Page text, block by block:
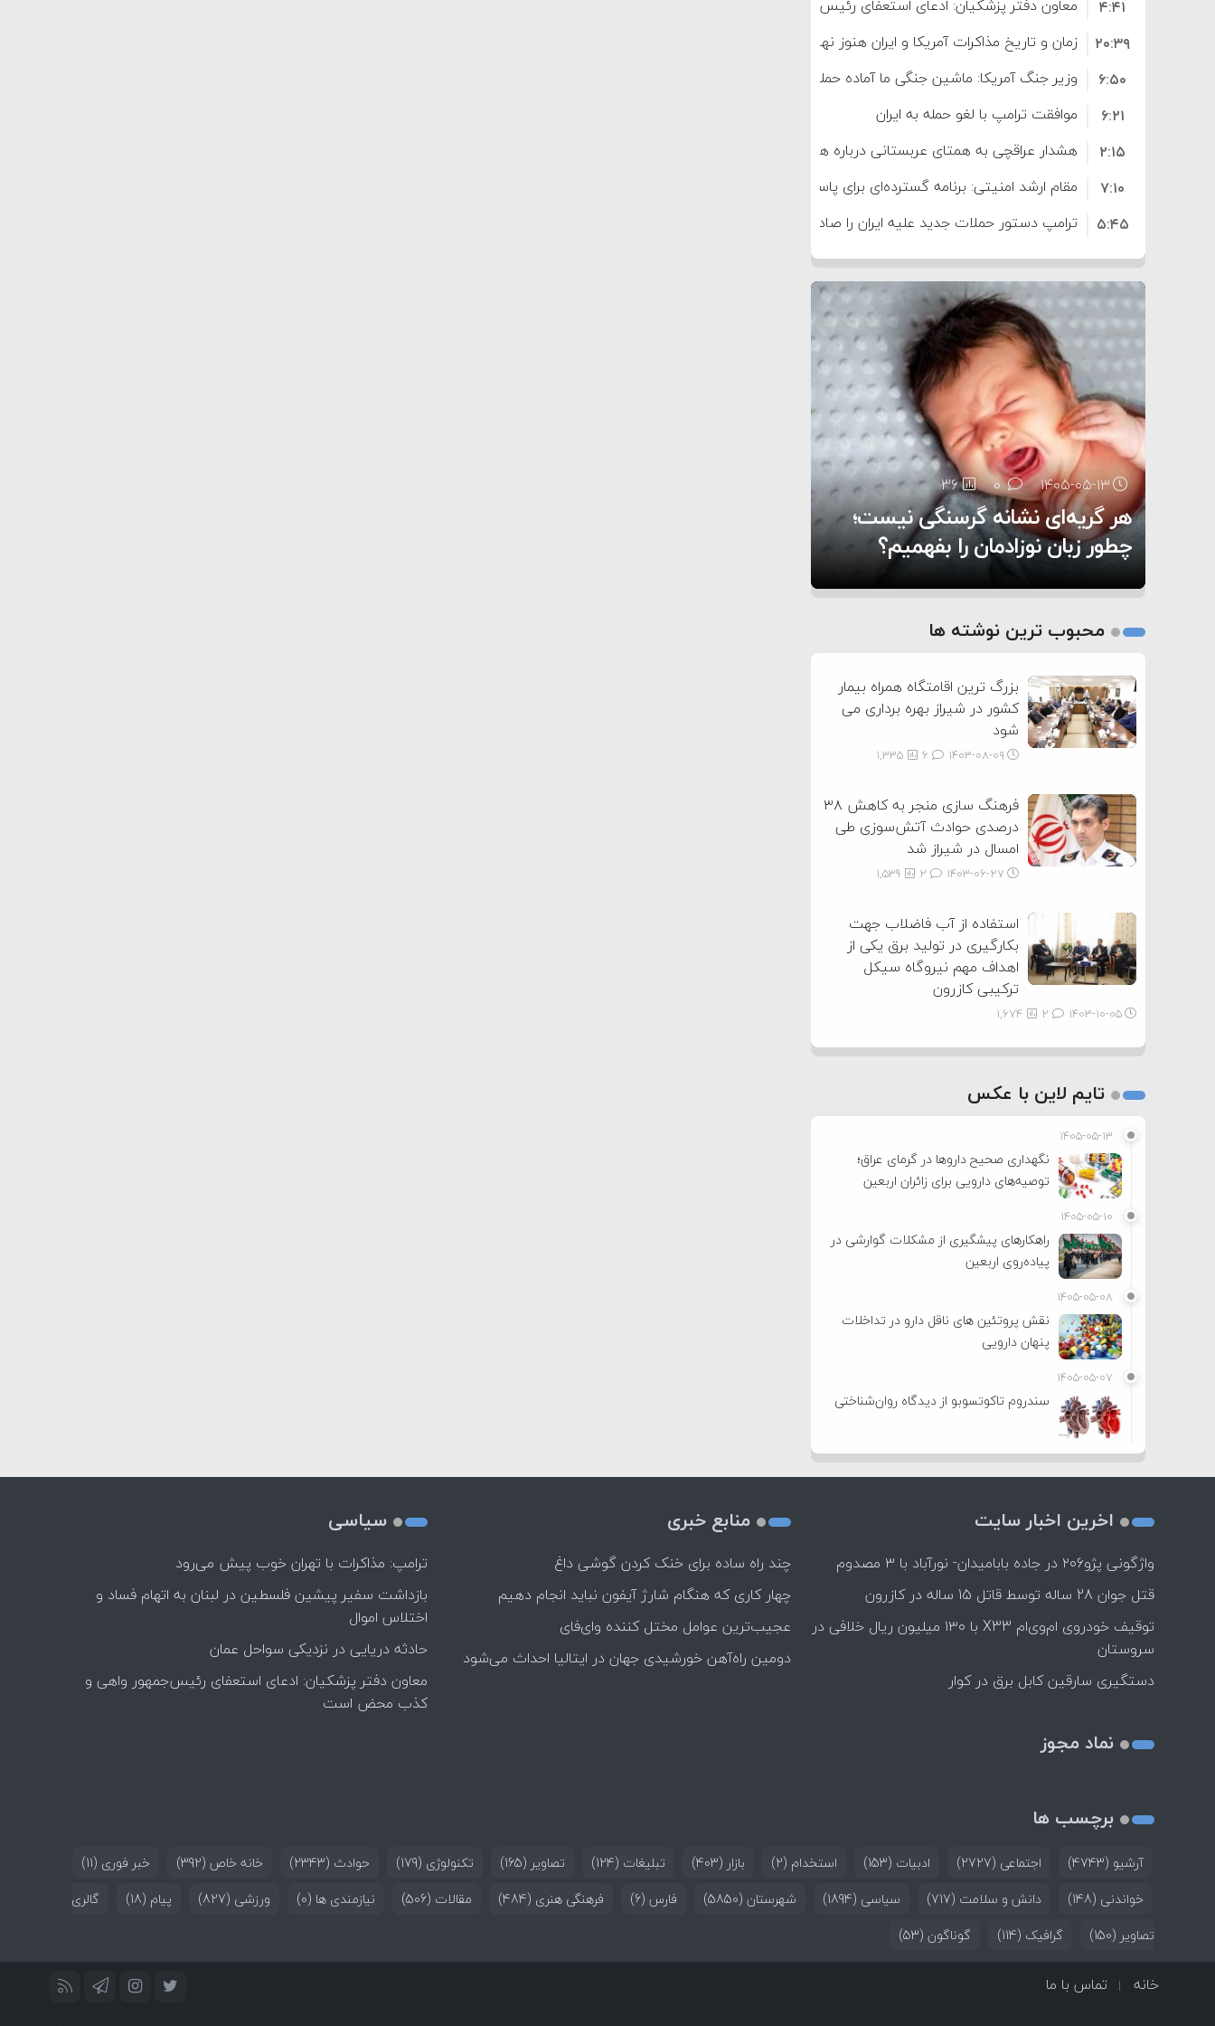
معاون دفتر پزشکیان: ادعای استعفای رئیس‌جمهور واهی و کذب محض
است
۴:۴۱
زمان و تاریخ مذاکرات آمریکا و ایران هنوز نهایی نشده است
۲۰:۳۹
وزیر جنگ آمریکا: ماشین جنگی ما آماده حمله نظامی علیه ایران است
۶:۵۰
موافقت ترامپ با لغو حمله به ایران
۶:۲۱
هشدار عراقچی به همتای عربستانی درباره همراهی با آمریکا
۲:۱۵
مقام ارشد امنیتی: برنامه گسترده‌ای برای پاسخ به دیوانگی آمریکا داریم
۷:۱۰
ترامپ دستور حملات جدید علیه ایران را صادر کرد
۵:۴۵
سپاه: دو نفتکش متخلف مورد اصابت قرار گرفته و متوقف شدند
۱۲:۵۹
ترامپ مدعی توافق تاریخی برای خلع سلاح کامل حماس شد
۸:۵۷
اعتراض عراقچی به همتای بلغارستانی به دلیل کمک به آمریکا در حملات به
ایران
۱۶:۱۹
کشورهایی که به متجاوزان کمک می کنند پاسخ سختی خواهند گرفت
۱۰:۱۵
سنتکام پایان تجاوز جدید به ایران را اعلام کرد
۶:۰۵
۱۴۰۵-۰۵-۱۳ 0
36
هر گریه‌ای نشانه گرسنگی نیست؛
چطور زبان نوزادمان را بفهمیم؟
۱۴۰۵-۰۵-۱۲ 0
25
تغذیه پدر می‌تواند بر سلامت نوزاد
تأثیر بگذارد
۱۴۰۵-۰۵-۱۲ 0
11
روی دیگر زندگی
2
محبوب ترین نوشته ها
بزرگ ترین اقامتگاه همراه بیمار
کشور در شیراز بهره برداری می
شود
۱۴۰۳-۰۸-۰۹ 1,335
فرهنگ سازی منجر به کاهش ۳۸
درصدی حوادث آتش‌سوزی طی
امسال در شیراز شد
۱۴۰۳-۰۶-۲۷ 1,539
استفاده از آب فاضلاب جهت
بکارگیری در تولید برق یکی از
اهداف مهم نیروگاه سیکل
ترکیبی کازرون
۱۴۰۳-۱۰-۰۵ 1,674
تایم لاین با عکس
۱۴۰۵-۰۵-۱۳
نگهداری صحیح داروها در گرمای عراق؛
توصیه‌های دارویی برای زائران اربعین
۱۴۰۵-۰۵-۱۰
راهکارهای پیشگیری از مشکلات گوارشی در
پیاده‌روی اربعین
۱۴۰۵-۰۵-۰۸
نقش پروتئین های ناقل دارو در تداخلات
پنهان دارویی
۱۴۰۵-۰۵-۰۷
سندروم تاکوتسوبو از دیدگاه روان‌شناختی
اخرین اخبار سایت
واژگونی پژو۲۰۶ در جاده بابامیدان- نورآباد با ۳ مصدوم
قتل جوان 28 ساله توسط قاتل 15 ساله در کازرون
توقیف خودروی ام‌وی‌ام X33 با ۱۳۰ میلیون ریال خلافی در
سروستان
دستگیری سارقین کابل برق در کوار
نماد مجوز
منابع خبری
چند راه‌ ساده برای خنک کردن گوشی داغ
چهار کاری که هنگام شارژ آیفون نباید انجام دهیم
عجیب‌ترین عوامل مختل کننده وای‌فای
دومین راه‌آهن خورشیدی جهان در ایتالیا احداث می‌شود
سیاسی
ترامپ: مذاکرات با تهران خوب پیش می‌رود
بازداشت سفیر پیشین فلسطین در لبنان به اتهام فساد و
اختلاس اموال
حادثه دریایی در نزدیکی سواحل عمان
معاون دفتر پزشکیان: ادعای استعفای رئیس‌جمهور واهی و
کذب محض است
برچسب ها
آرشیو (4743) اجتماعی (2727) ادبیات (153) استخدام (2) بازار (403) تبلیغات (124) تصاویر (165) تکنولوژی (179) حوادث (2343) خانه خاص (392) خبر فوری (11)
خواندنی (148) دانش و سلامت (717) سیاسی (1894) شهرستان (5850) فارس (6) فرهنگی هنری (484) مقالات (506) نیازمندی ها (0) ورزشی (827) پیام (18)
گالری
تصاویر (150) گرافیک (114) گوناگون (53)
خانه تماس با ما